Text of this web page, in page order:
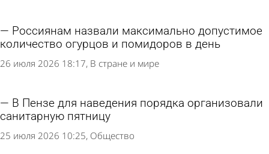
Россиянам назвали максимально допустимое
количество огурцов и помидоров в день
26 июля 2026 18:17 В стране и мире
В Пензе для наведения порядка организовали
санитарную пятницу
25 июля 2026 10:25 Общество